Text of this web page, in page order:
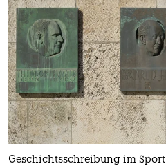
Geschichtsschreibung im Sport